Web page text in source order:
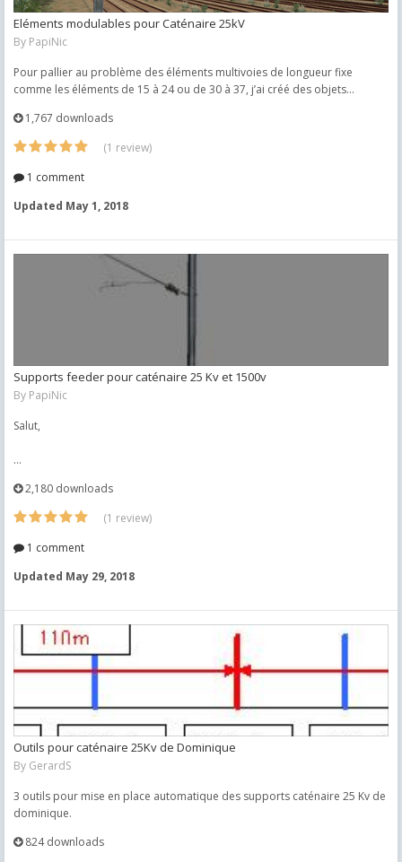
Eléments modulables pour Caténaire 25kV
By PapiNic
Pour pallier au problème des éléments multivoies de longueur fixe
comme les éléments de 15 à 24 ou de 30 à 37, j’ai créé des objets...
1,767 downloads
(1 review)
1 comment
Updated May 1, 2018
Supports feeder pour caténaire 25 Kv et 1500v
By PapiNic
Salut,
...
2,180 downloads
(1 review)
1 comment
Updated May 29, 2018
Outils pour caténaire 25Kv de Dominique
By GerardS
3 outils pour mise en place automatique des supports caténaire 25 Kv de
dominique.
824 downloads